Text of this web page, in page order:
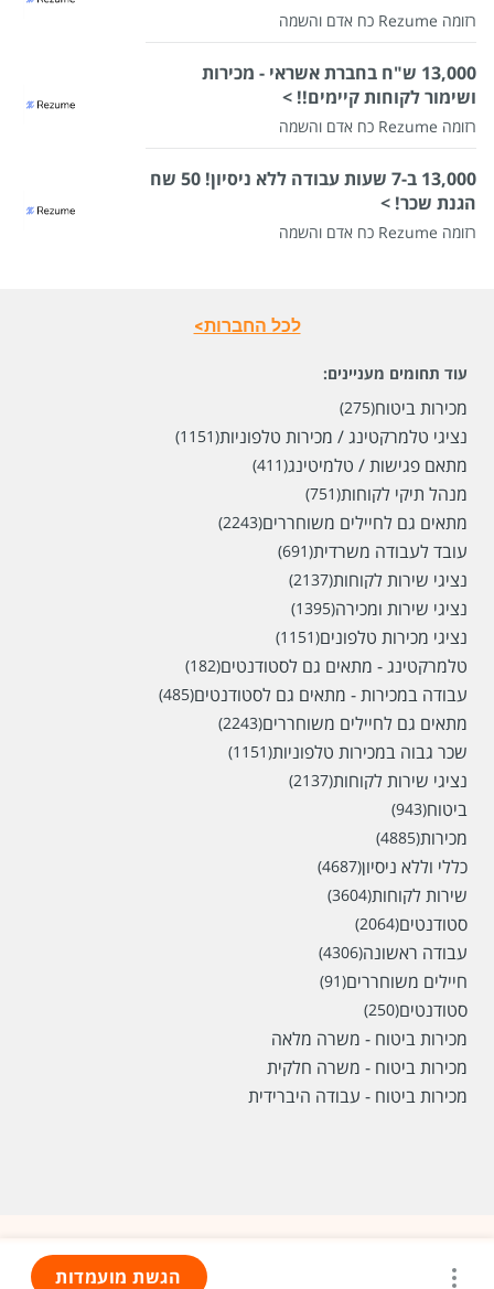
רזומה Rezume כח אדם והשמה
13,000 ש"ח בחברת אשראי - מכירות
ושימור לקוחות קיימים!! >
רזומה Rezume כח אדם והשמה
13,000 ב-7 שעות עבודה ללא ניסיון! 50 שח
הגנת שכר! >
רזומה Rezume כח אדם והשמה
לכל החברות>
עוד תחומים מעניינים:
מכירות ביטוח(275)
נציגי טלמרקטינג / מכירות טלפוניות(1151)
מתאם פגישות / טלמיטינג(411)
מנהל תיקי לקוחות(751)
מתאים גם לחיילים משוחררים(2243)
עובד לעבודה משרדית(691)
נציגי שירות לקוחות(2137)
נציגי שירות ומכירה(1395)
נציגי מכירות טלפונים(1151)
טלמרקטינג - מתאים גם לסטודנטים(182)
עבודה במכירות - מתאים גם לסטודנטים(485)
מתאים גם לחיילים משוחררים(2243)
שכר גבוה במכירות טלפוניות(1151)
נציגי שירות לקוחות(2137)
ביטוח(943)
מכירות(4885)
כללי וללא ניסיון(4687)
שירות לקוחות(3604)
סטודנטים(2064)
עבודה ראשונה(4306)
חיילים משוחררים(91)
סטודנטים(250)
מכירות ביטוח - משרה מלאה
מכירות ביטוח - משרה חלקית
מכירות ביטוח - עבודה היברידית
הגשת מועמדות